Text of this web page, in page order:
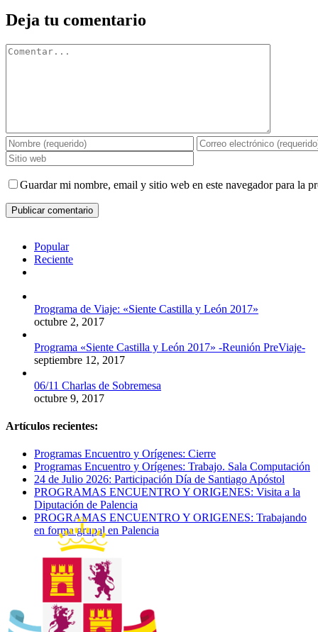
Deja tu comentario
Comentar
Guardar mi nombre, email y sitio web en este navegador para la
Popular
Reciente
Programa de Viaje: «Siente Castilla y León 2017»
octubre 2, 2017
Programa «Siente Castilla y León 2017» -Reunión PreViaje-
septiembre 12, 2017
06/11 Charlas de Sobremesa
octubre 9, 2017
Artículos recientes:
Programas Encuentro y Orígenes: Cierre
Programas Encuentro y Orígenes: Trabajo. Sala Computación
24 de Julio 2026: Participación Día de Santiago Apóstol
PROGRAMAS ENCUENTRO Y ORIGENES: Visita a la
Diputación de Palencia
PROGRAMAS ENCUENTRO Y ORIGENES: Trabajando
en forma grupal en Palencia